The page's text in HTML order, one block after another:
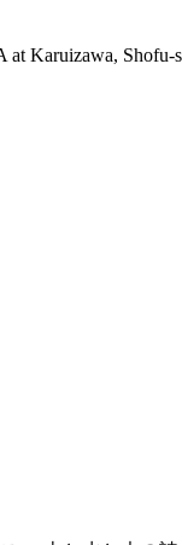
Karuizawa, Shofu-